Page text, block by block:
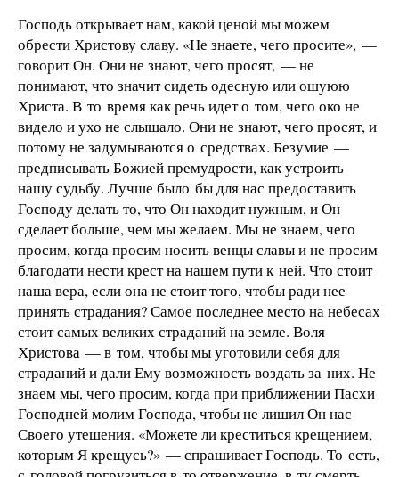
Господь открывает нам, какой ценой мы можем
обрести Христову славу. «Не знаете, чего просите», —
говорит Он. Они не знают, чего просят, — не
понимают, что значит сидеть одесную или ошуюю
Христа. В то время как речь идет о том, чего око не
видело и ухо не слышало. Они не знают, чего просят, и
потому не задумываются о средствах. Безумие —
предписывать Божией премудрости, как устроить
нашу судьбу. Лучше было бы для нас предоставить
Господу делать то, что Он находит нужным, и Он
сделает больше, чем мы желаем. Мы не знаем, чего
просим, когда просим носить венцы славы и не просим
благодати нести крест на нашем пути к ней. Что стоит
наша вера, если она не стоит того, чтобы ради нее
принять страдания? Самое последнее место на небесах
стоит самых великих страданий на земле. Воля
Христова — в том, чтобы мы уготовили себя для
страданий и дали Ему возможность воздать за них. Не
знаем мы, чего просим, когда при приближении Пасхи
Господней молим Господа, чтобы не лишил Он нас
Своего утешения. «Можете ли креститься крещением,
которым Я крещусь?» — спрашивает Господь. То есть,